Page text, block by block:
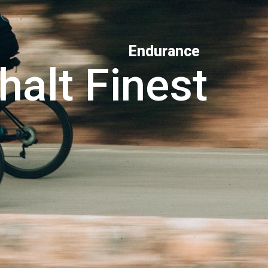
Endurance
Finest